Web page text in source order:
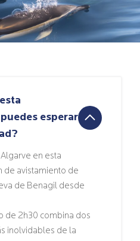
esperar
en esta
de avistamiento de
de Benagil desde
de 2h30 combina dos
inolvidables de la